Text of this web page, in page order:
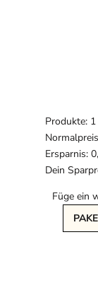
Produkte: 1
Ersparnis:
Dein
Füge ein